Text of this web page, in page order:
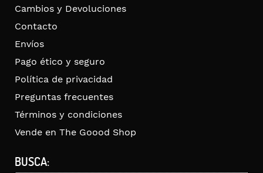
Cambios y Devoluciones
Contacto
Envíos
Pago ético y seguro
Política de privacidad
Preguntas frecuentes
Términos y condiciones
Vende en The Goood Shop
BUSCA: